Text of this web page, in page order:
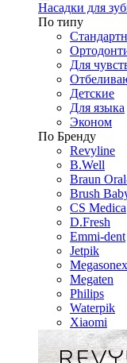
Насадки для
По типу
Для
Детские
Для языка
Эконом
По Бренду
Revyline
B.Well
Braun
Brush
CS Medica
D.Fresh
Emmi-dent
Jetpik
Megasonex
Megaten
Philips
Waterpik
Xiaomi